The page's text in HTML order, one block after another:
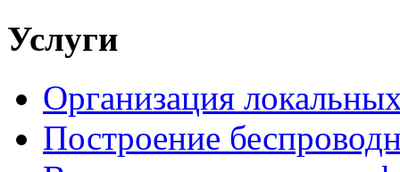
Услуги
Организация
Построение